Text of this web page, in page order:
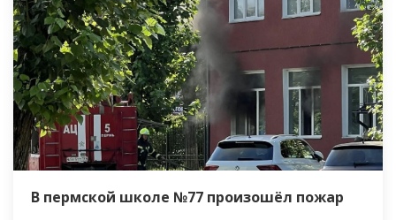
В пермской школе №77 произошёл пожар